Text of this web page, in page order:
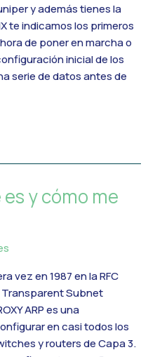
y además tienes la
te indicamos los primeros
de poner en marcha o
inicial de los
serie de datos antes de
es y cómo me
vez en 1987 en la RFC
Transparent Subnet
ARP es una
en casi todos los
y routers de Capa 3.